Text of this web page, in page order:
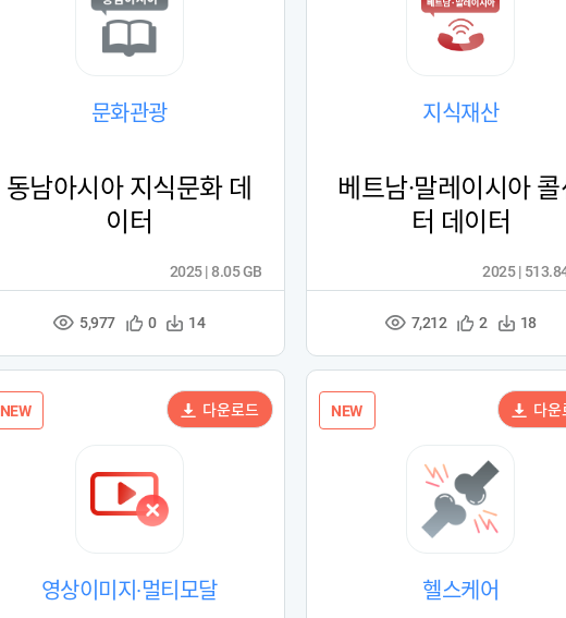
문화관광
동남아시아 지식문화 데
이터
조
수
5,977
관
등
록
0
다
수
14
2025 | 8.05 GB
지식재산
베트남·말레이시아 콜
터 데이터
조
수
7,212
관
등
록
2
다
수
18
2025 |
NEW
영상이미지·멀티모달
다운로드 NEW
헬스케어
다운